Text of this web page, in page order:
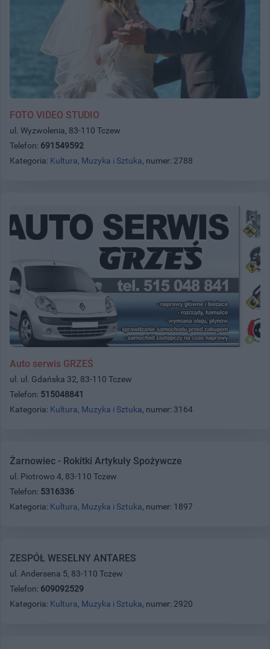
FOTO VIDEO STUDIO
ul. Wyzwolenia, 83-110 Tczew
Telefon: 691549592
Kategoria: Kultura, Muzyka i Sztuka, numer: 2788
Auto serwis GRZEŚ
ul. ul. Gdańska 32, 83-110 Tczew
Telefon: 515048841
Kategoria: Kultura, Muzyka i Sztuka, numer: 3164
Żarnowiec - Rokitki Artykuły Spożywcze
ul. Piotrowo 4, 83-110 Tczew
Telefon: 5316336
Kategoria: Kultura, Muzyka i Sztuka, numer: 1897
ZESPÓŁ WESELNY ANTARES
ul. Andersena 5, 83-110 Tczew
Telefon: 609092529
Kategoria: Kultura, Muzyka i Sztuka, numer: 2920